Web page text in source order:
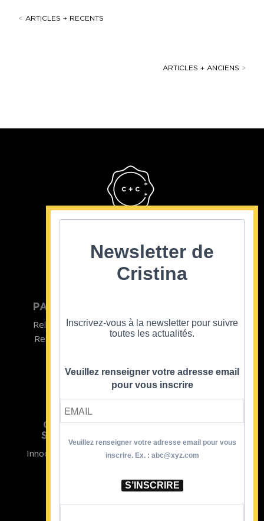
< ARTICLES + RECENTS
ARTICLES + ANCIENS >
PARTICULIER
Relooking homme
Relooking femme
Team Building
Formations
CRISTINA
SOUTIENT
Innocence en Danger
Contact
Newsletter de
Cristina
Inscrivez-vous à la newsletter pour suivre
toutes les actualités.
Veuillez renseigner votre adresse email
pour vous inscrire
Veuillez renseigner votre adresse email pour vous
inscrire. Ex. : abc@xyz.com
S’INSCRIRE